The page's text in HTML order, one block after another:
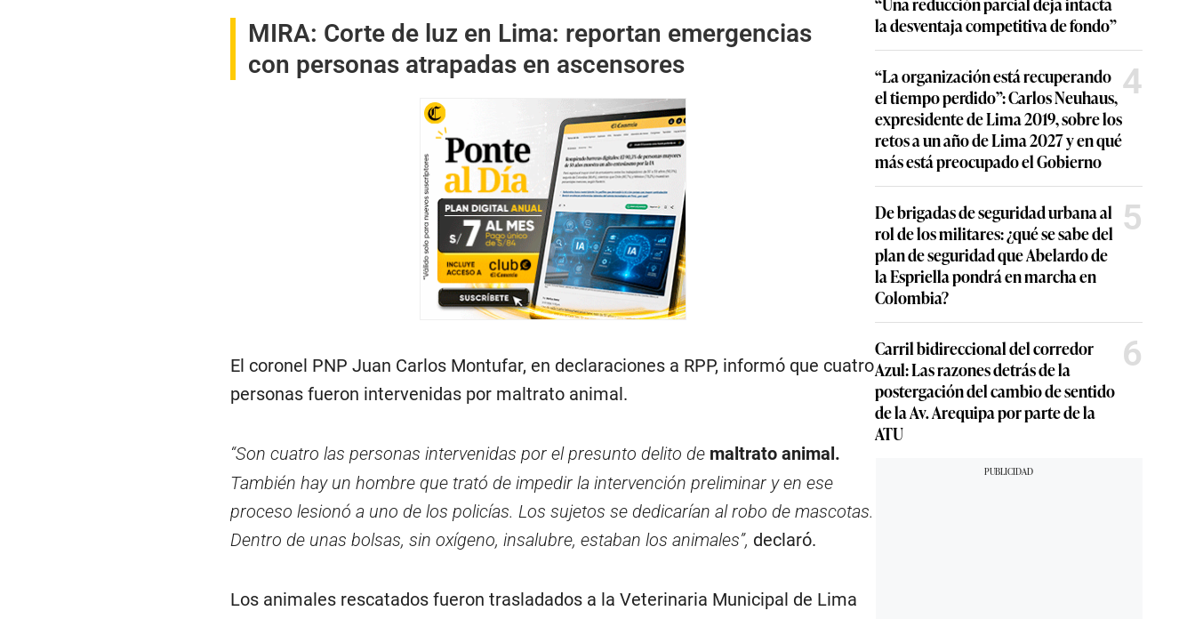
MIRA: Corte de luz en Lima: reportan emergencias
con personas atrapadas en ascensores
El coronel PNP Juan Carlos Montufar, en declaraciones a RPP, informó que cuatro
personas fueron intervenidas por maltrato animal.
“Son cuatro las personas intervenidas por el presunto delito de maltrato animal.
También hay un hombre que trató de impedir la intervención preliminar y en ese
proceso lesionó a uno de los policías. Los sujetos se dedicarían al robo de mascotas.
Dentro de unas bolsas, sin oxígeno, insalubre, estaban los animales”, declaró.
Los animales rescatados fueron trasladados a la Veterinaria Municipal de Lima
la desventaja competitiva de fondo”
“La organización está recuperando
el tiempo perdido”: Carlos Neuhaus,
expresidente de Lima 2019, sobre los
retos a un año de Lima 2027 y en qué
más está preocupado el Gobierno
4
De brigadas de seguridad urbana al
rol de los militares: ¿qué se sabe del
plan de seguridad que Abelardo de
la Espriella pondrá en marcha en
Colombia?
5
Carril bidireccional del corredor
Azul: Las razones detrás de la
postergación del cambio de sentido
de la Av. Arequipa por parte de la
ATU
6